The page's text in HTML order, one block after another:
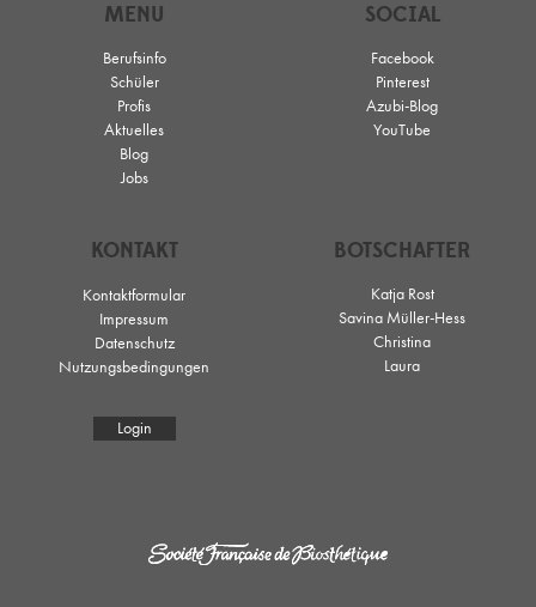
MENU
Berufsinfo
Schüler
Profis
Aktuelles
Blog
Jobs
SOCIAL
Facebook
Pinterest
Azubi-Blog
YouTube
KONTAKT
Kontaktformular
Impressum
Datenschutz
Nutzungsbedingungen
Login
BOTSCHAFTER
Katja Rost
Savina Müller-Hess
Christina
Laura